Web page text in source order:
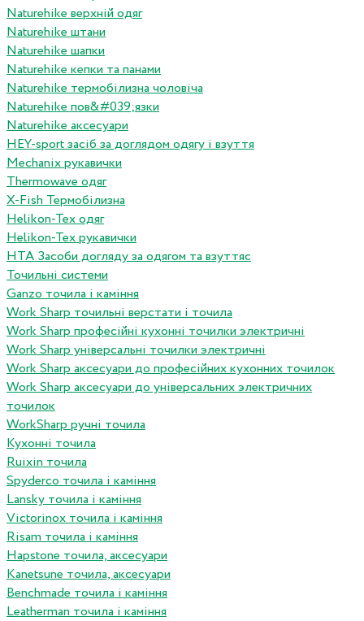
Naturehike верхній одяг
Naturehike штани
Naturehike шапки
Naturehike кепки та панами
Naturehike термобілизна чоловіча
Naturehike пов&#039;язки
Naturehike аксесуари
HEY-sport засіб за доглядом одягу і взуття
Mechanix рукавички
Thermowave одяг
X-Fish Термобілизна
Helikon-Tex одяг
Helikon-Tex рукавички
HTA Засоби догляду за одягом та взуттяс
Точильні системи
Ganzo точила і каміння
Work Sharp точильні верстати і точила
Work Sharp професiйнi кухоннi точилки электричнi
Work Sharp унiверсальнi точилки электричнi
Work Sharp аксесуари до професiйних кухонних точилок
Work Sharp аксесуари до унiверсальних электричних
точилок
WorkSharp ручні точила
Кухонні точила
Ruixin точила
Spyderco точила і каміння
Lansky точила і каміння
Victorinox точила і каміння
Risam точила і каміння
Hapstone точила, аксесуари
Kanetsune точила, аксесуари
Benchmade точила і каміння
Leatherman точила і каміння